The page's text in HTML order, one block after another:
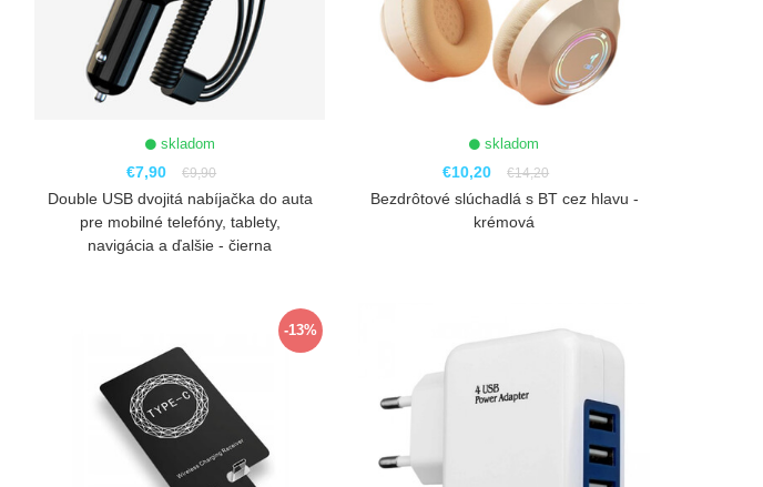
skladom
€7,90 €9,90
Double USB dvojitá nabíjačka do auta
pre mobilné telefóny, tablety,
navigácia a ďalšie - čierna
skladom
€10,20 €14,20
Bezdrôtové slúchadlá s BT cez hlavu -
krémová
-13%